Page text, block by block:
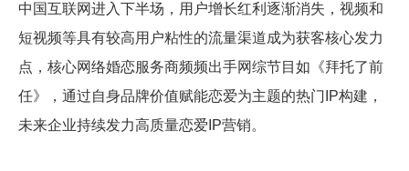
中国互联网进入下半场，用户增长红利逐渐消失，视频和
短视频等具有较高用户粘性的流量渠道成为获客核心发力
点，核心网络婚恋服务商频频出手网综节目如《拜托了前
任》，通过自身品牌价值赋能恋爱为主题的热门IP构建，
未来企业持续发力高质量恋爱IP营销。